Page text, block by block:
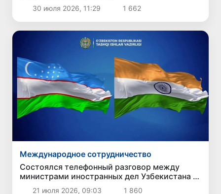
30 июля 2026, 11:29 1 662
Международное сотрудничество
Состоялся телефонный разговор между
министрами иностранных дел Узбекистана и
Индии21 июля 2026, 09:03 1 860